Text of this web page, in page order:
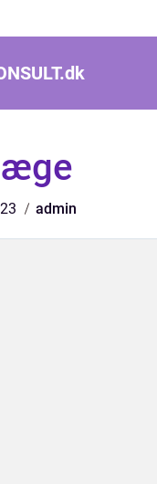
dk
admin